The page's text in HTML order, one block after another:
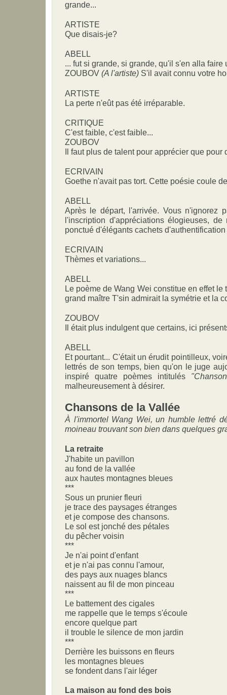
grande...
ARTISTE
Que disais-je?
ABELL
... fut si grande, si grande, qu'il s'en alla
ZOUBOV (A l'artiste) S'il avait connu votre
ARTISTE
La perte n'eût pas été irréparable.
CRITIQUE
C'est faible, c'est faible...
ZOUBOV
Il faut plus de talent pour apprécier que pour
ECRIVAIN
Goethe n'avait pas tort. Cette poésie coule
ABELL
Après le départ, l'arrivée. Vous n'ignorez
l'inscription d'appréciations élogieuses,
ponctué d'élégants cachets
ECRIVAIN
Thèmes et variations...
ABELL
Le poème de Wang Wei constitue en effet
grand maître T'sin admirait la symétrie et la
ZOUBOV
Il était plus indulgent que certains, ici
ABELL
Et pourtant... C'était un érudit pointilleux,
lettrés de son temps, bien qu'on le juge
inspiré quatre poèmes intitulés
malheureusement à désirer.
Chansons de la Vallée
À l'immortel Wang Wei, un humble lettré
moineau trouvant son bien dans quelques
La retraite
J'habite un pavillon
au fond de la vallée
aux hautes montagnes bleues
***
Sous un prunier fleuri
je trace des paysages étranges
et je compose des chansons.
Le sol est jonché des pétales
du pêcher voisin
***
Je n'ai point d'enfant
et je n'ai pas connu l'amour,
des pays aux nuages blancs
naissent au fil de mon pinceau
***
Le battement des cigales
me rappelle que le temps s'écoule
encore quelque part
il trouble le silence de mon jardin
***
Derrière les buissons en fleurs
les montagnes bleues
se fondent dans l'air léger
La maison au fond des bois